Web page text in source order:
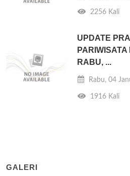
2256 Kali
UPDATE
RABU, ...
Rabu, 04
1916 Kali
GALERI